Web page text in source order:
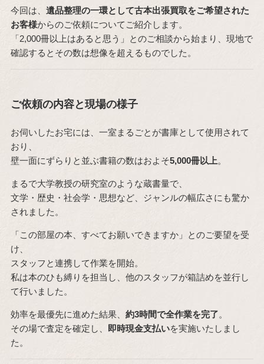
今回は、 遺品整理の一環として古本出張買取をご希望された
お客様からのご依頼についてご紹介します。
「2,000冊以上はあると思う」とのご相談から始まり、現地で
確認するとその数は想像を超えるものでした。
ご依頼の内容と現場の様子
お伺いしたお宅には、一室まるごとが書庫として使用されて
おり、
壁一面にずらりと並ぶ書籍の数はおよそ5,000冊以上。
まるで大学教授の研究室のような蔵書量で、
文学・歴史・社会学・思想など、ジャンルの幅広さにも驚か
されました。
「この部屋の本、すべてお願いできますか」とのご要望を受
け、
スタッフと連携して作業を開始。
私は本のひも縛りを担当し、他のスタッフが箱詰めを並行し
て行いました。
効率を最優先に進めた結果、 約3時間で全作業を完了。
その場で査定を確定し、
即時現金支払いを実施いたしまし
た。